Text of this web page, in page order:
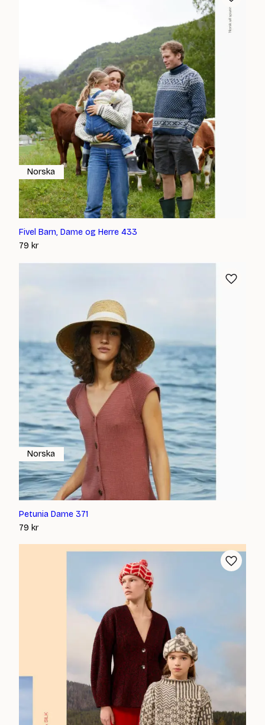
Fivel Barn, Dame og Herre 433
79 kr
Norska
Petunia Dame 371
79 kr
Norska